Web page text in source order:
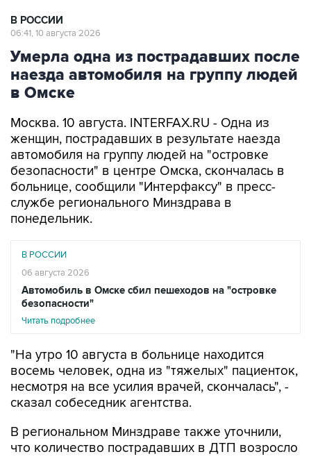
В РОССИИ
06:41, 10 августа 2026
Умерла одна из пострадавших после
наезда автомобиля на группу людей
в Омске
Москва. 10 августа. INTERFAX.RU - Одна из
женщин, пострадавших в результате наезда
автомобиля на группу людей на "островке
безопасности" в центре Омска, скончалась в
больнице, сообщили "Интерфаксу" в пресс-
службе регионального Минздрава в
понедельник.
В РОССИИ
06 августа 2026
Автомобиль в Омске сбил пешеходов на "островке
безопасности"
Читать подробнее
"На утро 10 августа в больнице находится
восемь человек, одна из "тяжелых" пациенток,
несмотря на все усилия врачей, скончалась", -
сказал собеседник агентства.
В региональном Минздраве также уточнили,
что количество пострадавших в ДТП возросло